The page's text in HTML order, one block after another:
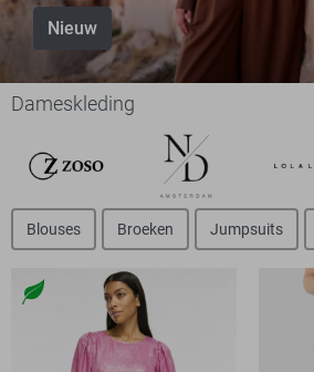
Nieuw
Dameskleding
Blouses Broeken Jumpsuits